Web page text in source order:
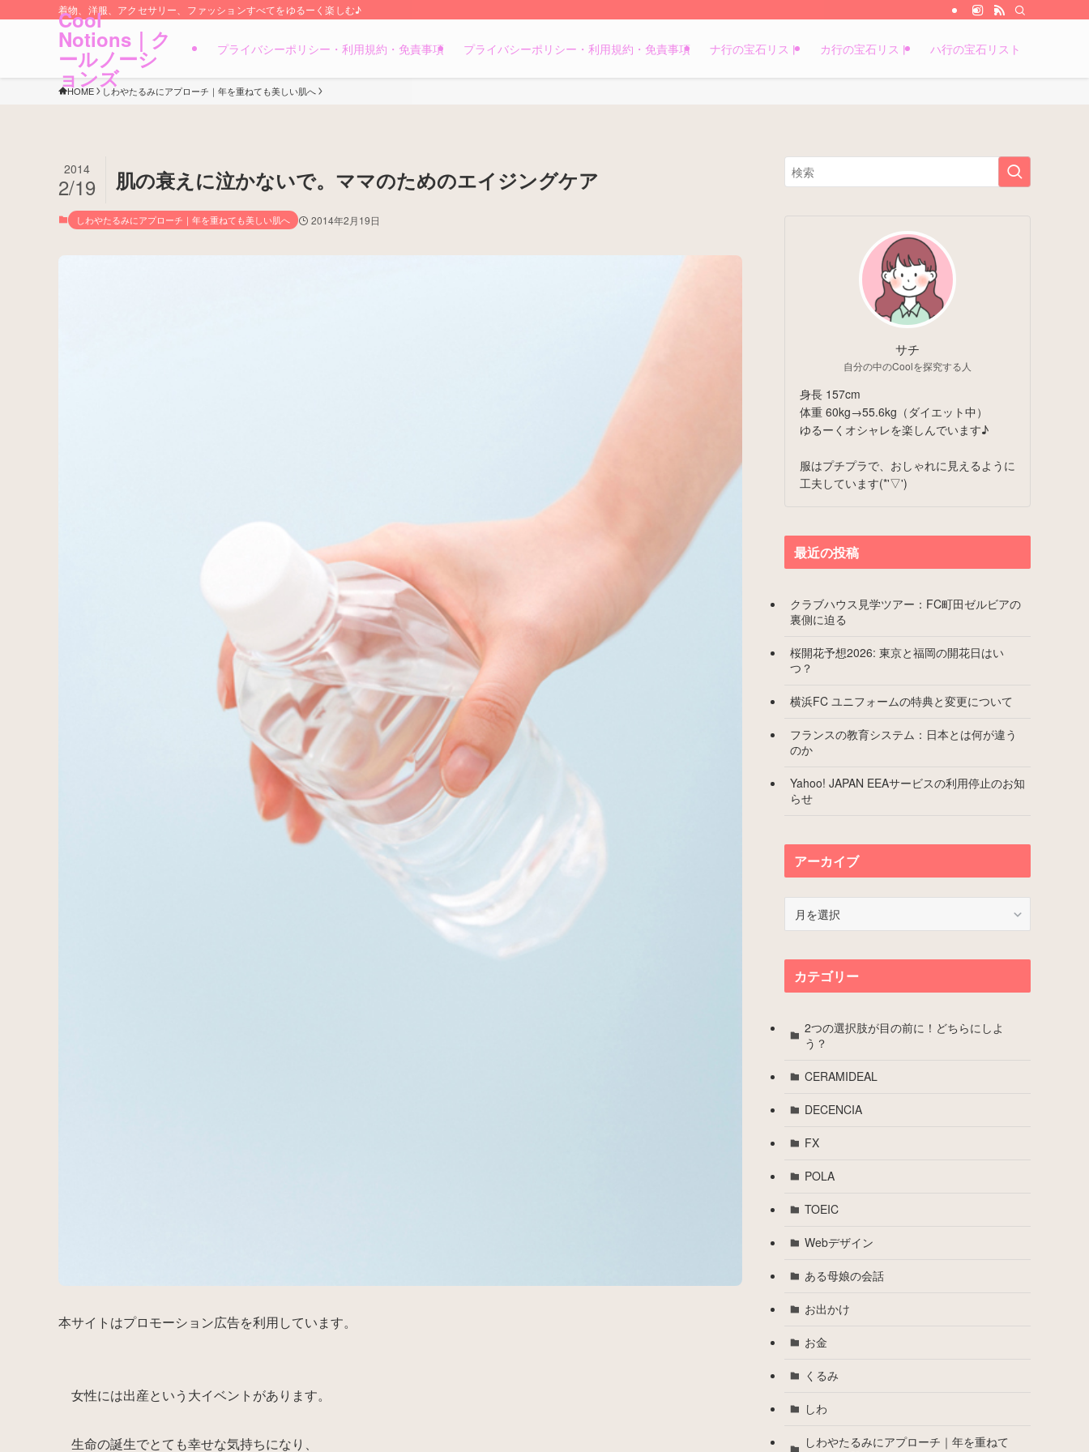
着物、洋服、アクセサリー、ファッションすべてをゆるーく楽しむ♪
Cool
Notions｜ク
ールノーシ
ョンズ
プライバシーポリシー・利用規約・免責事項 プライバシーポリシー・利用規約・免責事項 ナ行の宝石リスト カ行の宝石リスト ハ行の宝石リスト
HOME しわやたるみにアプローチ｜年を重ねても美しい肌へ
肌の衰えに泣かないで。ママのためのエイジングケア
2014
2/19
しわやたるみにアプローチ｜年を重ねても美しい肌へ 2014年2月19日
本サイトはプロモーション広告を利用しています。
女性には出産という大イベントがあります。
生命の誕生でとても幸せな気持ちになり、
サチ
自分の中のCoolを探究する人
身長 157cm
体重 60kg→55.6kg（ダイエット中）
ゆるーくオシャレを楽しんでいます♪
服はプチプラで、おしゃれに見えるように
工夫しています(*'▽')
最近の投稿
クラブハウス見学ツアー：FC町田ゼルビアの
裏側に迫る
桜開花予想2026: 東京と福岡の開花日はい
つ？
横浜FC ユニフォームの特典と変更について
フランスの教育システム：日本とは何が違う
のか
Yahoo! JAPAN EEAサービスの利用停止のお知
らせ
アーカイブ
イ
カテゴリー
2つの選択肢が目の前に！どちらにしよ
う？
CERAMIDEAL
DECENCIA
FX
POLA
TOEIC
Webデザイン
ある母娘の会話
お出かけ
お金
くるみ
しわ
しわやたるみにアプローチ｜年を重ねて